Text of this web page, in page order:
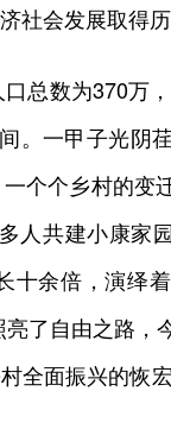
社会发展取得历
数为370万，
一甲子光阴
一个个乡村的
人共建小康家
余倍，演绎
了自由之路
面振兴的恢